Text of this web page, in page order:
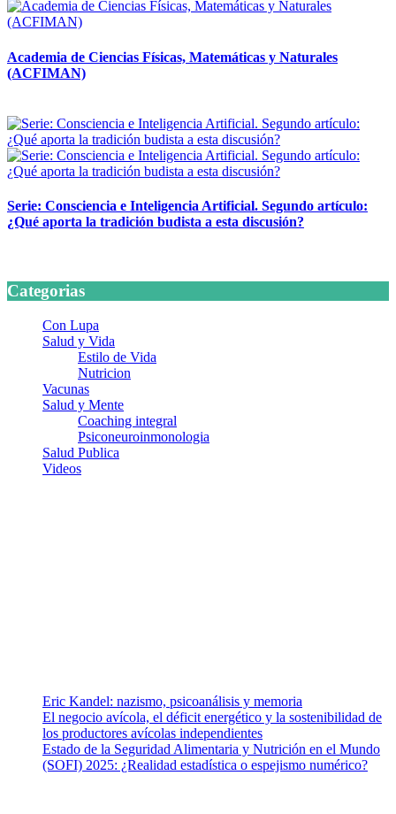
Academia de Ciencias Físicas, Matemáticas y Naturales
(ACFIMAN)
Serie: Consciencia e Inteligencia Artificial. Segundo artículo:
¿Qué aporta la tradición budista a esta discusión?
Categorias
Con Lupa
Salud y Vida
Estilo de Vida
Nutricion
Vacunas
Salud y Mente
Coaching integral
Psiconeuroinmonologia
Salud Publica
Videos
Eric Kandel: nazismo, psicoanálisis y memoria
El negocio avícola, el déficit energético y la sostenibilidad de
los productores avícolas independientes
Estado de la Seguridad Alimentaria y Nutrición en el Mundo
(SOFI) 2025: ¿Realidad estadística o espejismo numérico?